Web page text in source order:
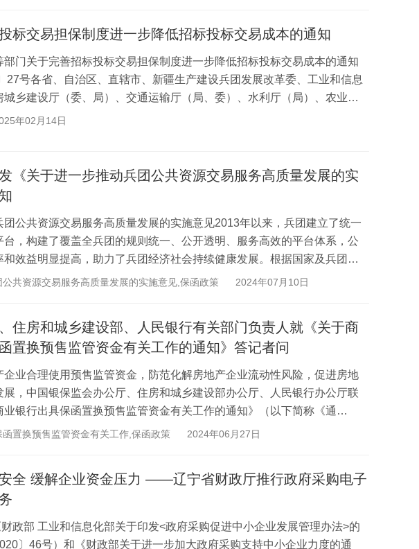
标交易担保制度进一步降低招标投标交易成本的通知
部门关于完善招标投标交易担保制度进一步降低招标投标交易成本的通知
27号各省、自治区、直辖市、新疆生产建设兵团发展改革委、工业和信息
城乡建设厅（委、局）、交通运输厅（局、委）、水利厅（局）、农业农
务厅（局）、国资委、广...
年02月14日
《关于进一步推动兵团公共资源交易服务高质量发展的实
团公共资源交易服务高质量发展的实施意见2013年以来，兵团建立了统一
台，构建了覆盖全兵团的规则统一、公开透明、服务高效的平台体系，公
和效益明显提高，助力了兵团经济社会持续健康发展。根据国家及兵团党
、优化营商环境工作要...
共资源交易服务高质量发展的实施意见,保函政策 2024年07月10日
住房和城乡建设部、人民银行有关部门负责人就《关于商
置换预售监管资金有关工作的通知》答记者问
企业合理使用预售监管资金，防范化解房地产企业流动性风险，促进房地
展，中国银保监会办公厅、住房和城乡建设部办公厅、人民银行办公厅联
银行出具保函置换预售监管资金有关工作的通知》（以下简称《通
监会、住房和城乡建设部、人民...
置换预售监管资金有关工作,保函政策 2024年06月27日
全 缓解企业资金压力 ——辽宁省财政厅推行政府采购电子
部 工业和信息化部关于印发<政府采购促进中小企业发展管理办法>的
〕46号）和《财政部关于进一步加大政府采购支持中小企业力度的通